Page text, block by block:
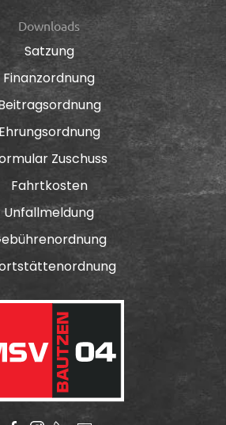
Downloads
Satzung
Finanzordnung
Ehrungsordnung
Zuschuss
Fahrtkosten
Unfallmeldung